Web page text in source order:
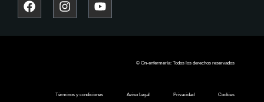
© On-enfermería: Todos los derechos reservados
Términos y condiciones Aviso Legal Privacidad Cookies